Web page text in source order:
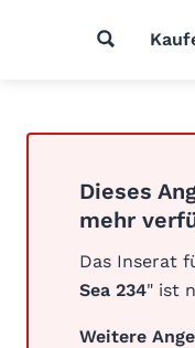
Dieses
mehr
Das Inserat
Sea 234" ist
Weitere